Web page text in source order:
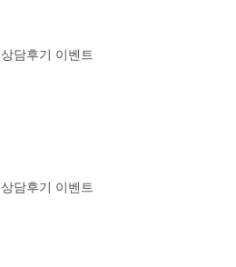
상담후기 이벤트
상담후기 이벤트